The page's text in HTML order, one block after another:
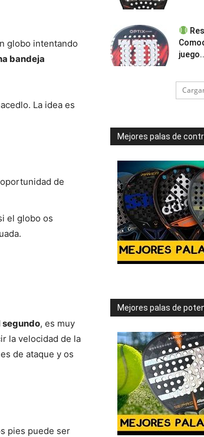
globo intentando
bandeja
La idea es
de
el globo os
segundo, es muy
la velocidad de la
de ataque y os
pies puede ser
Mejores palas de
Mejores palas de